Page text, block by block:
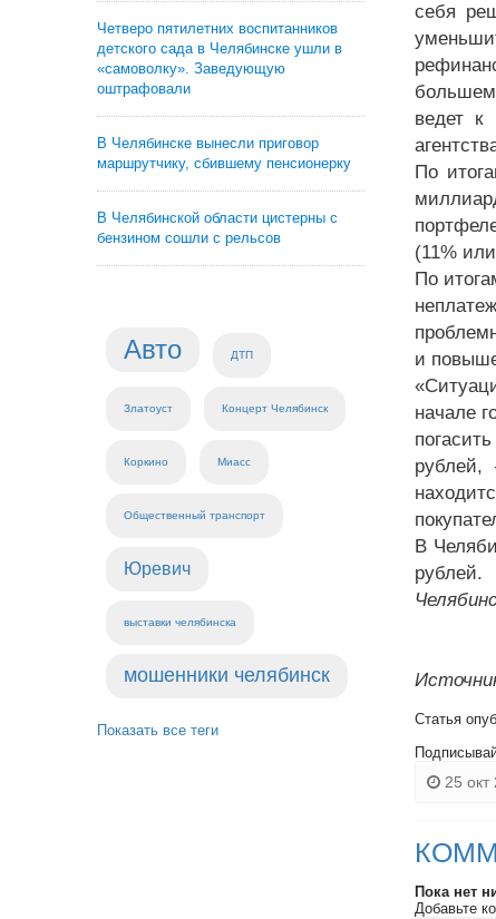
Четверо пятилетних воспитанников
детского сада в Челябинске ушли в
«самоволку». Заведующую
оштрафовали
В Челябинске вынесли приговор
маршрутчику, сбившему пенсионерку
В Челябинской области цистерны с
бензином сошли с рельсов
Авто ДТП
Златоуст Концерт Челябинск
Коркино Миасс
Общественный транспорт
Юревич
выставки челябинска
мошенники челябинск
Показать все теги
себя
ведет к
По
(11%
По
и
начале
рублей,
В
рублей.
Статья
25 окт
Пока нет
Добавьте